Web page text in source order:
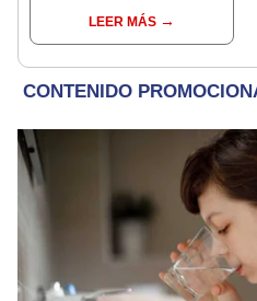
LEER MÁS